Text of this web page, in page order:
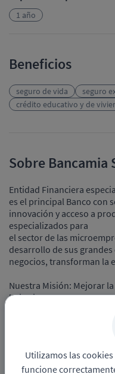
1 año
Beneficios
seguro de vida
seguro
crédito educativo y de
Sobre Bancamia
Entidad Financiera
es el principal Banco con
innovación y acceso a
especializados para
el sector de las
desarrollo de sus
negocios, transforman la
Nuestra Misión: Mejorar
bajos ingresos.
Nuestra visión: Facilitar
clientes en la base de la
Utilizamos las
funcione